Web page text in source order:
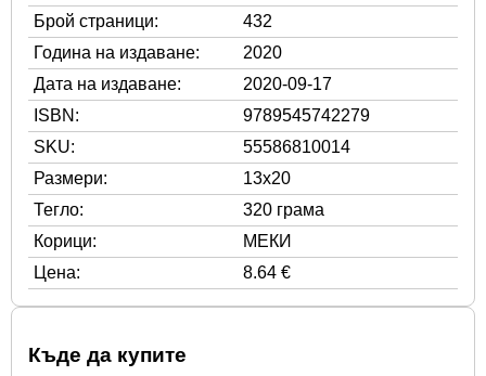
Брой страници:
432
Година на издаване:
2020
Дата на издаване:
2020-09-17
ISBN:
9789545742279
SKU:
55586810014
Размери:
13x20
Тегло:
320 грама
Корици:
МЕКИ
Цена:
8.64 €
Къде да купите